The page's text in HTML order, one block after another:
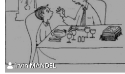
İrvin MANDEL